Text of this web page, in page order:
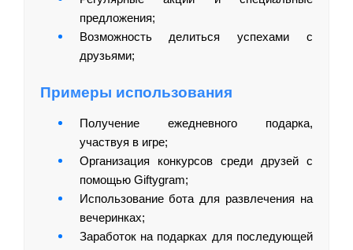
предложения;
Возможность делиться успехами с
друзьями;
Примеры использования
Получение ежедневного подарка,
участвуя в игре;
Организация конкурсов среди друзей с
помощью Giftygram;
Использование бота для развлечения на
вечеринках;
Заработок на подарках для последующей